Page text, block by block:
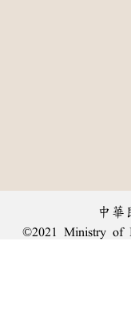
中
©2021 Ministry of